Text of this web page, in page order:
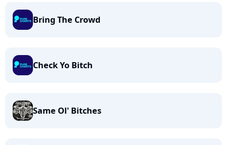
Bring The Crowd
Check Yo Bitch
Same Ol' Bitches